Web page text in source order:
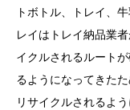
トボトル、トレイ、
レイはトレイ納品業
イクルされるルート
るようになってきた
リサイクルされるよ